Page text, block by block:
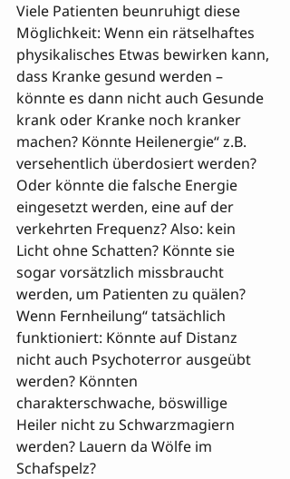
Viele Patienten beunruhigt diese
Möglichkeit: Wenn ein rätselhaftes
physikalisches Etwas bewirken kann,
dass Kranke gesund werden –
könnte es dann nicht auch Gesunde
krank oder Kranke noch kranker
machen? Könnte Heilenergie“ z.B.
versehentlich überdosiert werden?
Oder könnte die falsche Energie
eingesetzt werden, eine auf der
verkehrten Frequenz? Also: kein
Licht ohne Schatten? Könnte sie
sogar vorsätzlich missbraucht
werden, um Patienten zu quälen?
Wenn Fernheilung“ tatsächlich
funktioniert: Könnte auf Distanz
nicht auch Psychoterror ausgeübt
werden? Könnten
charakterschwache, böswillige
Heiler nicht zu Schwarzmagiern
werden? Lauern da Wölfe im
Schafspelz?